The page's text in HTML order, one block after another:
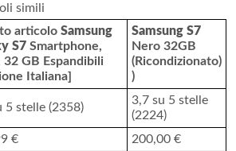
simili
articolo Samsung
S7 Smartphone,
32 GB Espandibili
Italiana]
Samsung S7
Nero 32GB
(Ricondizionato)
)
5 stelle (2358)
3,7 su 5 stelle
(2224)
€
200,00 €